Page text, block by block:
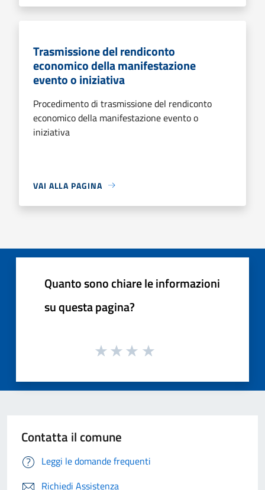
Trasmissione del rendiconto
economico della manifestazione
evento o iniziativa
Procedimento di trasmissione del rendiconto
economico della manifestazione evento o
iniziativa
VAI ALLA PAGINA
Quanto sono chiare le informazioni
su questa pagina?
Contatta il comune
Leggi le domande frequenti
Richiedi Assistenza